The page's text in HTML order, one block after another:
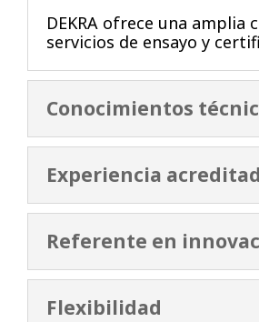
DEKRA ofrece una amplia
servicios de ensayo y
Conocimientos
Experiencia
Referente en
Flexibilidad